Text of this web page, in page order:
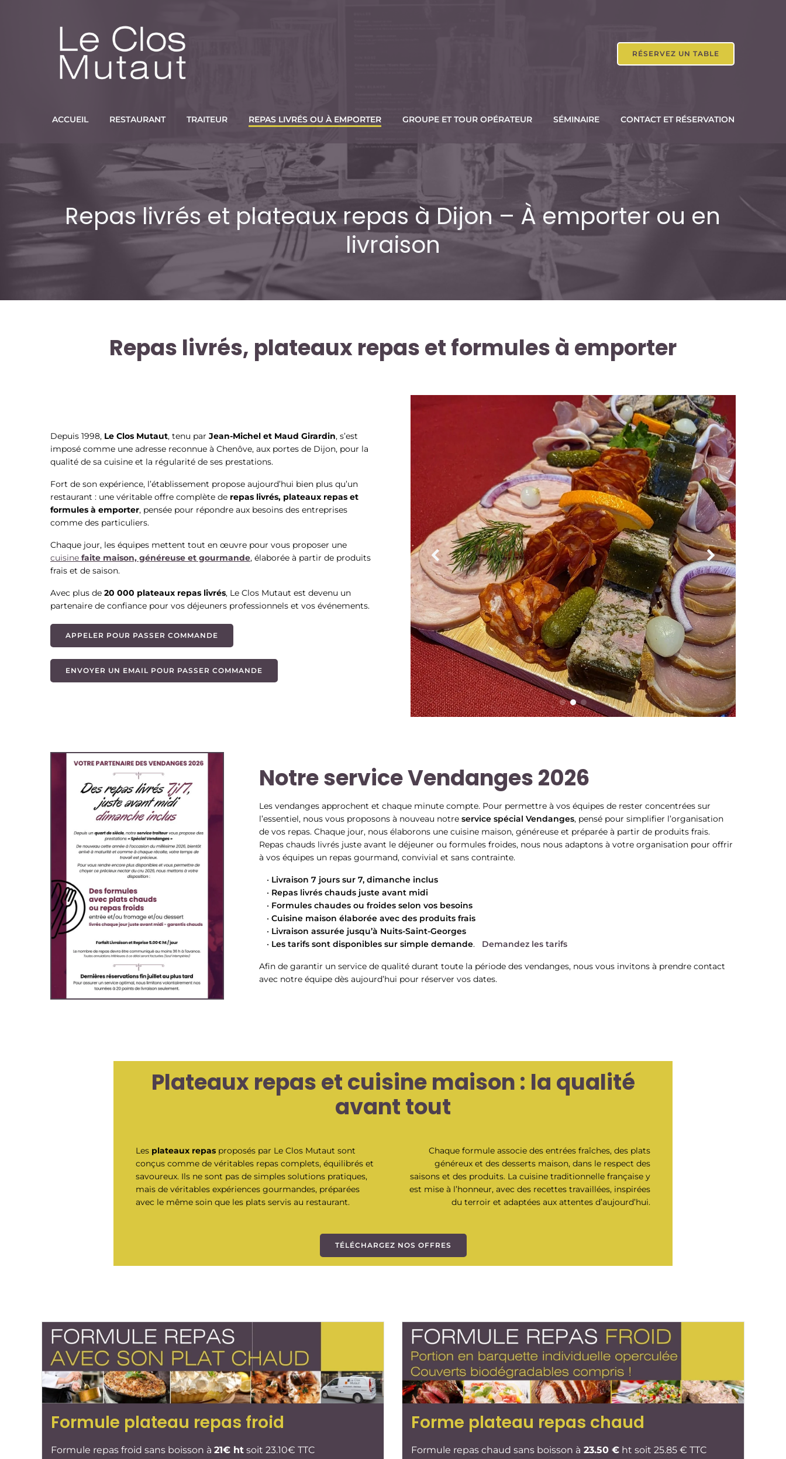
RÉSERVEZ UN TABLE
ACCUEIL RESTAURANT TRAITEUR REPAS LIVRÉS OU À EMPORTER GROUPE ET TOUR OPÉRATEUR SÉMINAIRE CONTACT ET RÉSERVATION
Repas livrés et plateaux repas à Dijon – À emporter ou en
livraison
Repas livrés, plateaux repas et formules à emporter
Depuis 1998, Le Clos Mutaut, tenu par Jean-Michel et Maud Girardin, s’est
imposé comme une adresse reconnue à Chenôve, aux portes de Dijon, pour la
qualité de sa cuisine et la régularité de ses prestations.
Fort de son expérience, l’établissement propose aujourd’hui bien plus qu’un
restaurant : une véritable offre complète de repas livrés, plateaux repas et
formules à emporter, pensée pour répondre aux besoins des entreprises
comme des particuliers.
Chaque jour, les équipes mettent tout en œuvre pour vous proposer une
cuisine faite maison, généreuse et gourmande, élaborée à partir de produits
frais et de saison.
Avec plus de 20 000 plateaux repas livrés, Le Clos Mutaut est devenu un
partenaire de confiance pour vos déjeuners professionnels et vos événements.
APPELER POUR PASSER COMMANDE
ENVOYER UN EMAIL POUR PASSER COMMANDE
Notre service Vendanges 2026
Les vendanges approchent et chaque minute compte. Pour permettre à vos équipes de rester concentrées sur
l’essentiel, nous vous proposons à nouveau notreservice spécial Vendanges, pensé pour simplifier l’organisation
de vos repas. Chaque jour, nous élaborons une cuisine maison, généreuse et préparée à partir de produits frais.
Repas chauds livrés juste avant le déjeuner ou formules froides, nous nous adaptons à votre organisation pour offrir
à vos équipes un repas gourmand, convivial et sans contrainte.
Livraison 7 jours sur 7, dimanche inclus
Repas livrés chauds juste avant midi
Formules chaudes ou froides selon vos besoins
Cuisine maison élaborée avec des produits frais
Livraison assurée jusqu’à Nuits-Saint-Georges
Les tarifs sont disponibles sur simple demande. ­ Demandez les tarifs
Afin de garantir un service de qualité durant toute la période des vendanges, nous vous invitons à prendre contact
avec notre équipe dès aujourd’hui pour réserver vos dates.
Plateaux repas et cuisine maison : la qualité
avant tout
Les plateaux repas proposés par Le Clos Mutaut sont
conçus comme de véritables repas complets, équilibrés et
savoureux. Ils ne sont pas de simples solutions pratiques,
mais de véritables expériences gourmandes, préparées
avec le même soin que les plats servis au restaurant.
Chaque formule associe des entrées fraîches, des plats
généreux et des desserts maison, dans le respect des
saisons et des produits. La cuisine traditionnelle française y
est mise à l’honneur, avec des recettes travaillées, inspirées
du terroir et adaptées aux attentes d’aujourd’hui.
TÉLÉCHARGEZ NOS OFFRES
Formule plateau repas froid
Formule repas froid sans boisson à 21€ ht soit 23.10€ TTC
Forme plateau repas chaud
Formule repas chaud sans boisson à 23.50 € ht soit 25.85 € TTC